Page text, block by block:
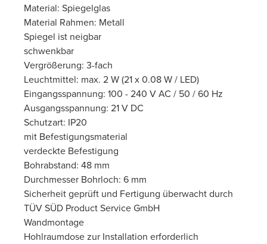
Material: Spiegelglas
Material Rahmen: Metall
Spiegel ist neigbar
schwenkbar
Vergrößerung: 3-fach
Leuchtmittel: max. 2 W (21 x 0.08 W / LED)
Eingangsspannung: 100 - 240 V AC / 50 / 60 Hz
Ausgangsspannung: 21 V DC
Schutzart: IP20
mit Befestigungsmaterial
verdeckte Befestigung
Bohrabstand: 48 mm
Durchmesser Bohrloch: 6 mm
Sicherheit geprüft und Fertigung überwacht durch
TÜV SÜD Product Service GmbH
Wandmontage
Hohlraumdose zur Installation erforderlich